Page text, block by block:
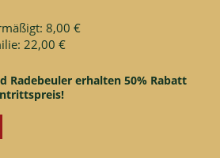
8,00 €
22,00 €
Radebeuler erhalten 50% Rabatt